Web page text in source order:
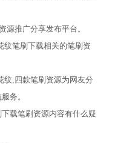
源推广分享发布平台。
纹笔刷下载相关的笔刷资
纹,四款笔刷资源为网友分
务。
载笔刷资源内容有什么疑